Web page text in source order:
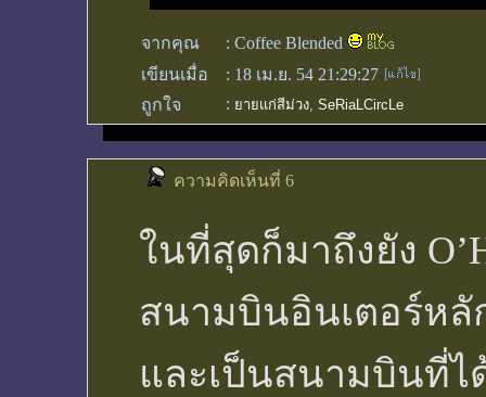
จากคุณ : Coffee Blended
เขียนเมื่อ
: 18 เม.ย. 54 21:29:27
ถูกใจ
: ยายแก่สีม่วง, SeRiaLCircLe
ความคิดเห็นที่ 6
ในที่สุดก็มาถึงยัง
สนามบินอินเตอร์หลั
และเป็นสนามบินที่